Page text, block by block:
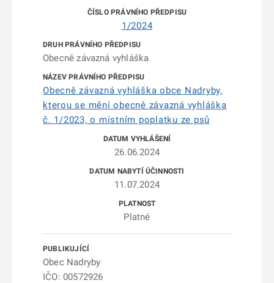
1/2024
Obecně závazná vyhláška
Obecně závazná vyhláška obce Nadryby,
kterou se mění obecně závazná vyhláška
č. 1/2023, o místním poplatku ze psů
26.06.2024
11.07.2024
Platné
Obec Nadryby
IČO: 00572926